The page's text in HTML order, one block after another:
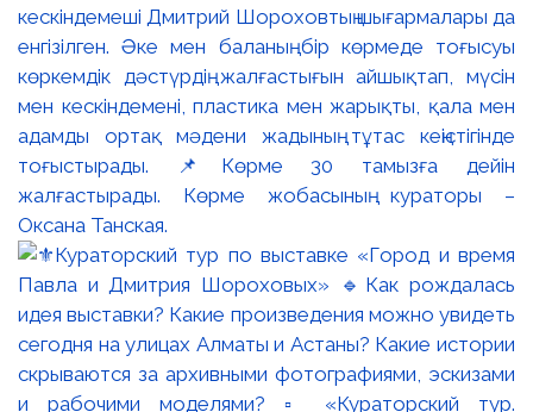
кескіндемеші Дмитрий Шороховтың шығармалары да
енгізілген. Әке мен баланың бір көрмеде тоғысуы
көркемдік дәстүрдің жалғастығын айшықтап, мүсін
мен кескіндемені, пластика мен жарықты, қала мен
адамды ортақ мәдени жадының тұтас кеңістігінде
тоғыстырады. 📌Көрме 30 тамызға дейін
жалғастырады. Көрме жобасының кураторы –
Оксана Танская.